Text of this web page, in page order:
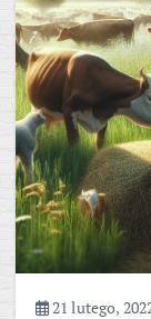
21 lutego,